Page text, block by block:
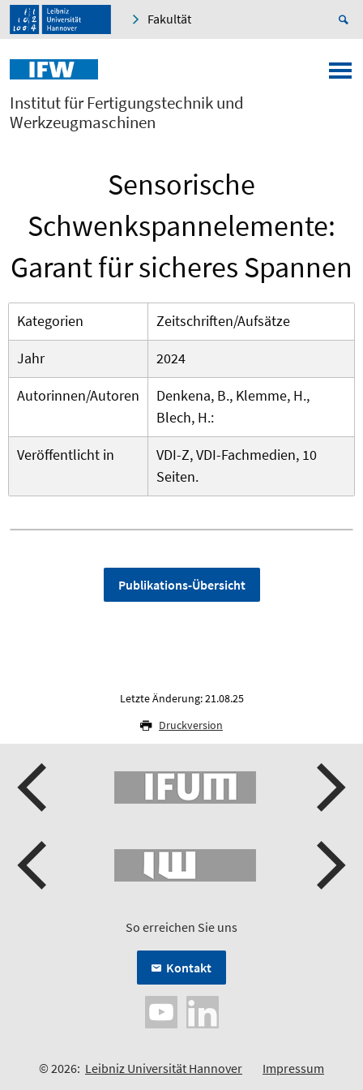
Fakultät
Institut für Fertigungstechnik und
Werkzeugmaschinen
Sensorische
Schwenkspannelemente:
Garant für sicheres Spannen
Kategorien
Zeitschriften/Aufsätze
Jahr
2024
Autorinnen/Autoren
Denkena, B., Klemme, H.,
Blech, H.:
Veröffentlicht in
VDI-Z, VDI-Fachmedien, 10
Seiten.
Publikations-Übersicht
Letzte Änderung: 21.08.25
Druckversion
So erreichen Sie uns
Kontakt
© 2026: Leibniz Universität Hannover
Impressum